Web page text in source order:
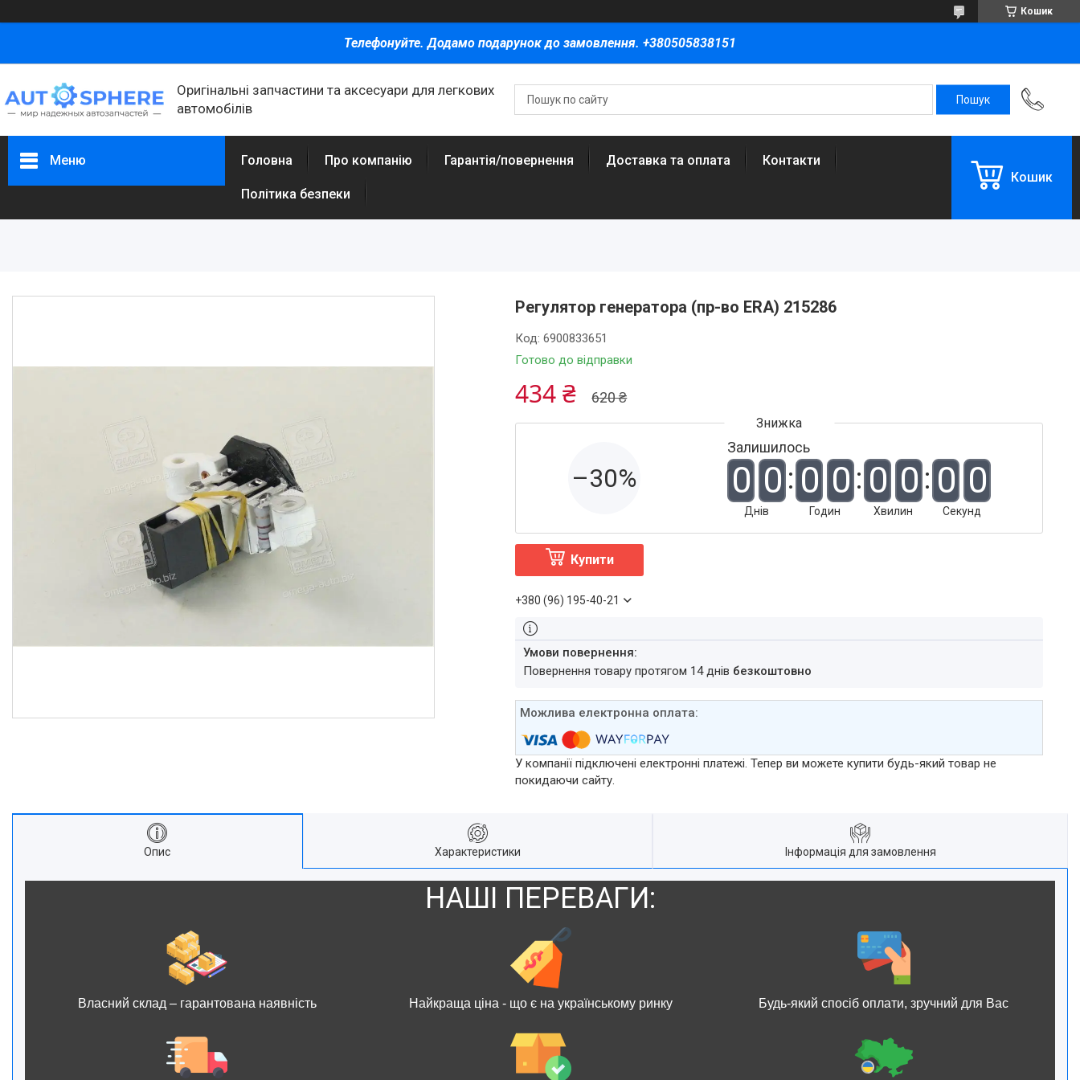
Кошик
Телефонуйте. Додамо подарунок до замовлення. +380505838151
Оригінальні запчастини та аксесуари для легкових
автомобілів
Меню Головна Про компанію Гарантія/повернення Доставка та оплата Контакти
Політика безпеки
Кошик
Регулятор генератора (пр-во ERA) 215286
Готово до відправки
Код:6900833651
620 ₴
434 ₴
–30%
Залишилось
0 0
Днів
0 0
Годин
0 0
Хвилин
0 0
Секунд
Купити
+380 (96) 195-40-21
повернення товару протягом 14 днів безкоштовно
У компанії підключені електронні платежі. Тепер ви можете купити будь-який товар не
покидаючи сайту.
Опис Характеристики Інформація для замовлення
НАШІ ПЕРЕВАГИ:
Власний склад – гарантована наявність Найкраща ціна - що є на українському ринку Будь-який спосіб оплати, зручний для Вас